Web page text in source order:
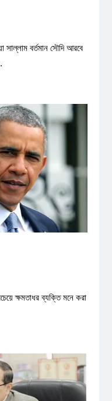
সাল্লাম বর্তমান সৌদি আরবে
ক্ষমতাধর ব্যক্তি মনে করা